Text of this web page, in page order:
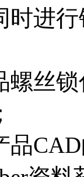
时进
螺丝
品